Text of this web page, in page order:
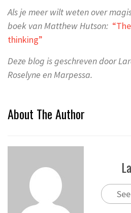
Als je meer wilt weten over
boek van Matthew Hutson:
thinking”
Deze blog is geschreven door
Roselyne en Marpessa.
About The Author